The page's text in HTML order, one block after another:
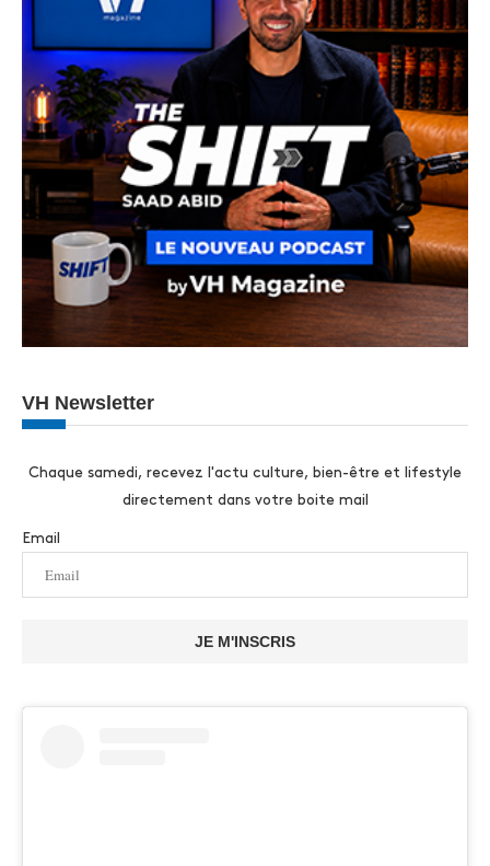
VH Newsletter
Chaque samedi, recevez l'actu culture, bien-être et lifestyle
directement dans votre boite mail
Email
JE M'INSCRIS